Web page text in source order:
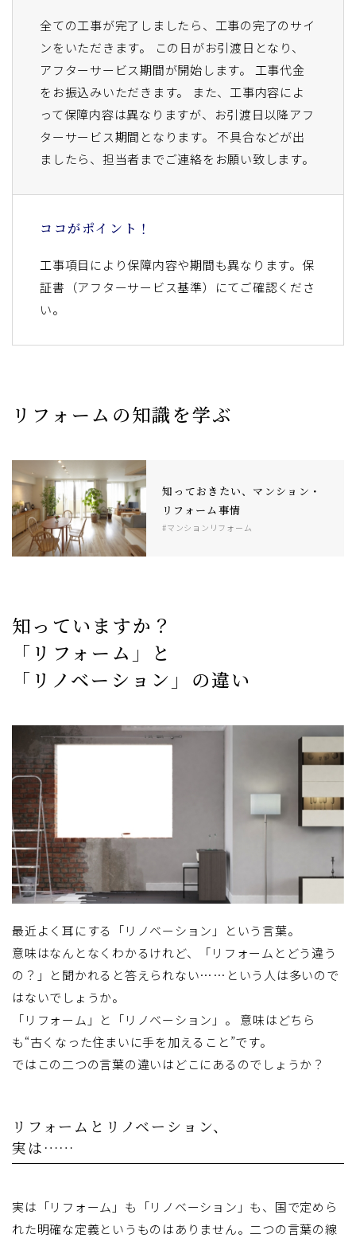
全ての工事が完了しましたら、工事の完了のサイ
ンをいただきます。 この日がお引渡日となり、
アフターサービス期間が開始します。 工事代金
をお振込みいただきます。 また、工事内容によ
って保障内容は異なりますが、お引渡日以降アフ
ターサービス期間となります。 不具合などが出
ましたら、担当者までご連絡をお願い致します。
ココがポイント！
工事項目により保障内容や期間も異なります。保
証書（アフターサービス基準）にてご確認くださ
い。
リフォームの知識を学ぶ
知っておきたい、マンション・
リフォーム事情
#マンションリフォーム
知っていますか？
「リフォーム」と
「リノベーション」の違い
最近よく耳にする「リノベーション」という言葉。
意味はなんとなくわかるけれど、「リフォームとどう違う
の？」と聞かれると答えられない……という人は多いので
はないでしょうか。
「リフォーム」と「リノベーション」。 意味はどちら
も“古くなった住まいに手を加えること”です。
ではこの二つの言葉の違いはどこにあるのでしょうか？
リフォームとリノベーション、
実は……
実は「リフォーム」も「リノベーション」も、国で定めら
れた明確な定義というものはありません。二つの言葉の線